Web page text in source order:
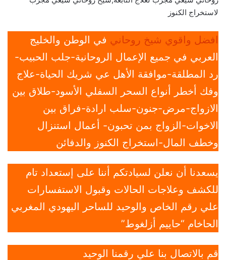
لاستخراج الكنوز
افضل واقوي شيخ روحاني في الوطن والخليج
العربي في جميع الإعمال الروحانية-جلب الحبيب-
رد المطلقة-موافقة الأهل عي شريك الحياة-علاج
وفك أخطر أنواع السحر السفلي الأسود-طلاق بين
الازواج-مرض-جنون-سلب ارادة-فراق بين
الاخوات-الزواج بمن تحبون- أعمال استنزال
وخطف المال-استخراج الكنوز والدفائن
يسعدنا أن نعلن لسيادتكم أننا على إستعداد تام
للكشف وعلاجات الحالات وقبول الاستفسارات
علي رقم الخاص والوحيد للساحر اليهودي المغربي
الحاخام “حاييم أزلغوط”
قم بالاتصال بنا علي رقمنا الوحيد